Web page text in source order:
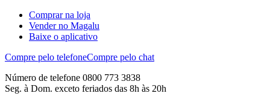
Comprar na loja
Vender no Magalu
Baixe o aplicativo
Compre pelo telefoneCompre pelo chat
Número de telefone 0800 773 3838
Seg. à Dom. exceto feriados das 8h às 20h